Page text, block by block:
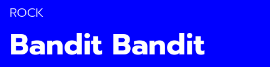
ROCK
Bandit Bandit